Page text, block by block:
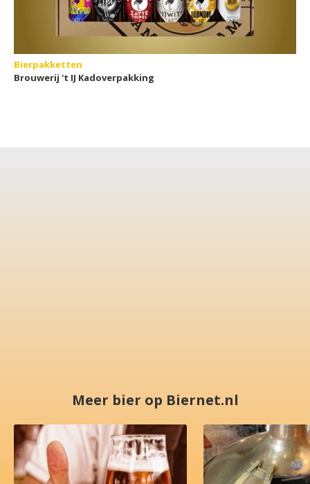
Bierpakketten
Brouwerij 't IJ Kadoverpakking
Meer bier op Biernet.nl